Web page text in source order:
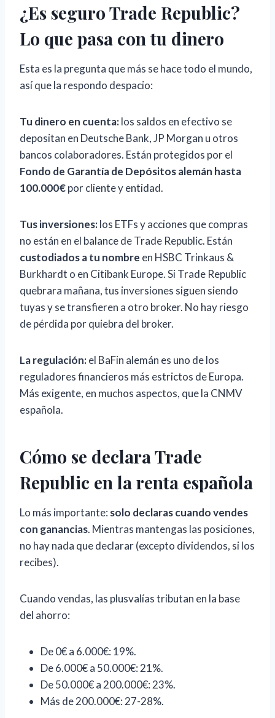
¿Es seguro Trade Republic?
Lo que pasa con tu dinero
Esta es la pregunta que más se hace todo el mundo,
así que la respondo despacio:
Tu dinero en cuenta:los saldos en efectivo se
depositan en Deutsche Bank, JP Morgan u otros
bancos colaboradores. Están protegidos por el
Fondo de Garantía de Depósitos alemán hasta
100.000€por cliente y entidad.
Tus inversiones:los ETFs y acciones que compras
no están en el balance de Trade Republic. Están
custodiados a tu nombre en HSBC Trinkaus &
Burkhardt o en Citibank Europe. Si Trade Republic
quebrara mañana, tus inversiones siguen siendo
tuyas y se transfieren a otro broker. No hay riesgo
de pérdida por quiebra del broker.
La regulación:el BaFin alemán es uno de los
reguladores financieros más estrictos de Europa.
Más exigente, en muchos aspectos, que la CNMV
española.
Cómo se declara Trade
Republic en la renta española
Lo más importante: solo declaras cuando vendes
con ganancias. Mientras mantengas las posiciones,
no hay nada que declarar (excepto dividendos, si los
recibes).
Cuando vendas, las plusvalías tributan en la base
del ahorro:
De 0€ a 6.000€: 19%.
De 6.000€ a 50.000€: 21%.
De 50.000€ a 200.000€: 23%.
Más de 200.000€: 27-28%.